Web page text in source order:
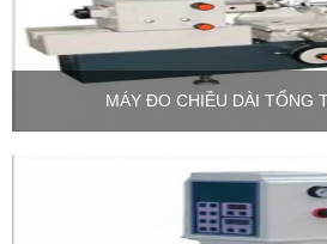
MÁY ĐO CHIỀU DÀI TỔNG